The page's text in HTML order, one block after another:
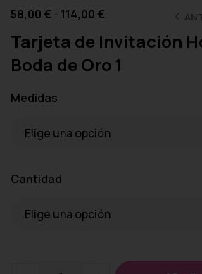
58,00€ 114,00€
Tarjeta de Invitación
Boda de Oro 1
Medidas
Cantidad